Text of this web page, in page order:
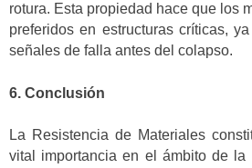
rotura. Esta propiedad hace que los
preferidos en estructuras críticas,
señales de falla antes del colapso.
6. Conclusión
La Resistencia de Materiales
vital importancia en el ámbito de la